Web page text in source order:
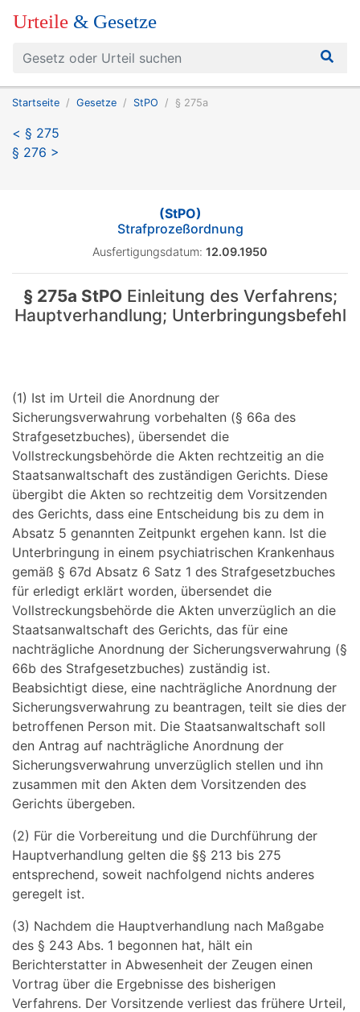
Urteile & Gesetze
Startseite Gesetze StPO § 275a
< § 275
§ 276 >
(StPO)
Strafprozeßordnung
Ausfertigungsdatum: 12.09.1950
§ 275a StPOEinleitung des Verfahrens;
Hauptverhandlung; Unterbringungsbefehl
(1) Ist im Urteil die Anordnung der
Sicherungsverwahrung vorbehalten (§ 66a des
Strafgesetzbuches), übersendet die
Vollstreckungsbehörde die Akten rechtzeitig an die
Staatsanwaltschaft des zuständigen Gerichts. Diese
übergibt die Akten so rechtzeitig dem Vorsitzenden
des Gerichts, dass eine Entscheidung bis zu dem in
Absatz 5 genannten Zeitpunkt ergehen kann. Ist die
Unterbringung in einem psychiatrischen Krankenhaus
gemäß § 67d Absatz 6 Satz 1 des Strafgesetzbuches
für erledigt erklärt worden, übersendet die
Vollstreckungsbehörde die Akten unverzüglich an die
Staatsanwaltschaft des Gerichts, das für eine
nachträgliche Anordnung der Sicherungsverwahrung (§
66b des Strafgesetzbuches) zuständig ist.
Beabsichtigt diese, eine nachträgliche Anordnung der
Sicherungsverwahrung zu beantragen, teilt sie dies der
betroffenen Person mit. Die Staatsanwaltschaft soll
den Antrag auf nachträgliche Anordnung der
Sicherungsverwahrung unverzüglich stellen und ihn
zusammen mit den Akten dem Vorsitzenden des
Gerichts übergeben.
(2) Für die Vorbereitung und die Durchführung der
Hauptverhandlung gelten die §§ 213 bis 275
entsprechend, soweit nachfolgend nichts anderes
geregelt ist.
(3) Nachdem die Hauptverhandlung nach Maßgabe
des § 243 Abs. 1 begonnen hat, hält ein
Berichterstatter in Abwesenheit der Zeugen einen
Vortrag über die Ergebnisse des bisherigen
Verfahrens. Der Vorsitzende verliest das frühere Urteil,